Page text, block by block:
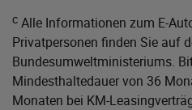
c Alle Informationen zum E-
Privatpersonen finden Sie auf
Bundesumweltministeriums.
Mindesthaltedauer von 36
Monaten bei KM-